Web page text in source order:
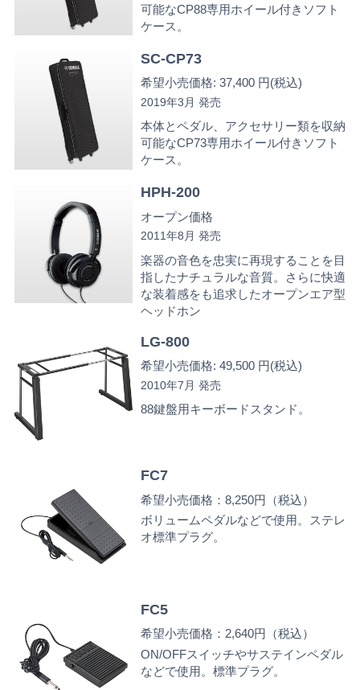
可能なCP88専用ホイール付きソフト
ケース。
SC-CP73
希望小売価格: 37,400 円(税込)
2019年3月 発売
本体とペダル、アクセサリー類を収納
可能なCP73専用ホイール付きソフト
ケース。
HPH-200
オープン価格
2011年8月 発売
楽器の音色を忠実に再現することを目
指したナチュラルな音質。さらに快適
な装着感をも追求したオープンエア型
ヘッドホン
LG-800
希望小売価格: 49,500 円(税込)
2010年7月 発売
88鍵盤用キーボードスタンド。
FC7
希望小売価格：8,250円（税込）
ボリュームペダルなどで使用。ステレ
オ標準プラグ。
FC5
希望小売価格：2,640円（税込）
ON/OFFスイッチやサステインペダル
などで使用。標準プラグ。